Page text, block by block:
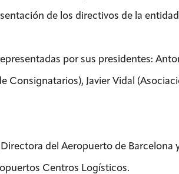
de los directivos de la
por sus presidentes:
Javier Vidal
del Aeropuerto de Barcelona
Centros Logísticos.